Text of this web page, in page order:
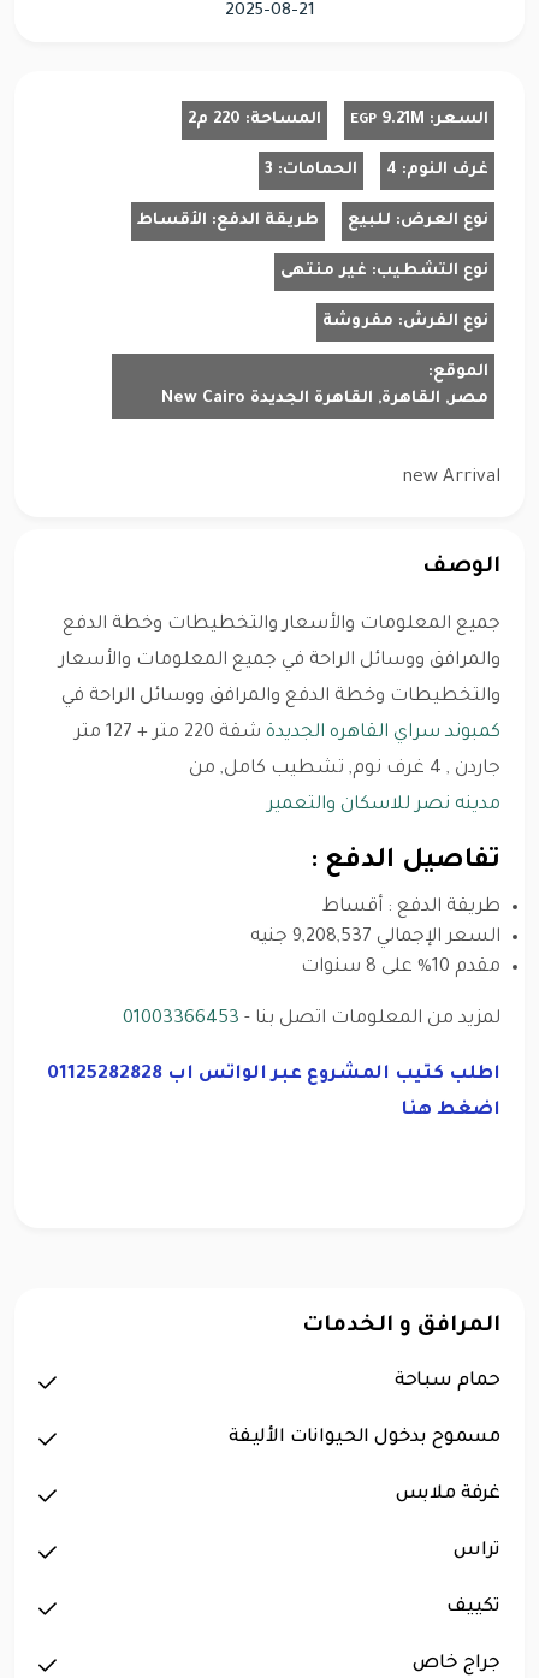
2025-08-21
السعر: 9.21M
EGP المساحة: 220 م2
غرف النوم: 4 الحمامات: 3
نوع العرض: للبيع طريقة الدفع: الأقساط
نوع التشطيب: غير منتهى
نوع الفرش: مفروشة
الموقع:
مصر, القاهرة, القاهرة الجديدة New Cairo
new Arrival
الوصف
جميع المعلومات والأسعار والتخطيطات وخطة الدفع
والمرافق ووسائل الراحة في جميع المعلومات والأسعار
والتخطيطات وخطة الدفع والمرافق ووسائل الراحة في
كمبوند سراي القاهره الجديدة
شقة 220 متر + 127 متر
جاردن , 4 غرف نوم, تشطيب كامل, من
مدينه نصر للاسكان والتعمير
تفاصيل الدفع :
طريقة الدفع : أقساط
السعر الإجمالي 9,208,537 جنيه
مقدم 10% على 8 سنوات
لمزيد من المعلومات اتصل بنا - 01003366453
اطلب كتيب المشروع عبر الواتس اب 01125282828
اضغط هنا
المرافق و الخدمات
حمام سباحة
مسموح بدخول الحيوانات الأليفة
غرفة ملابس
تراس
تكييف
جراج خاص